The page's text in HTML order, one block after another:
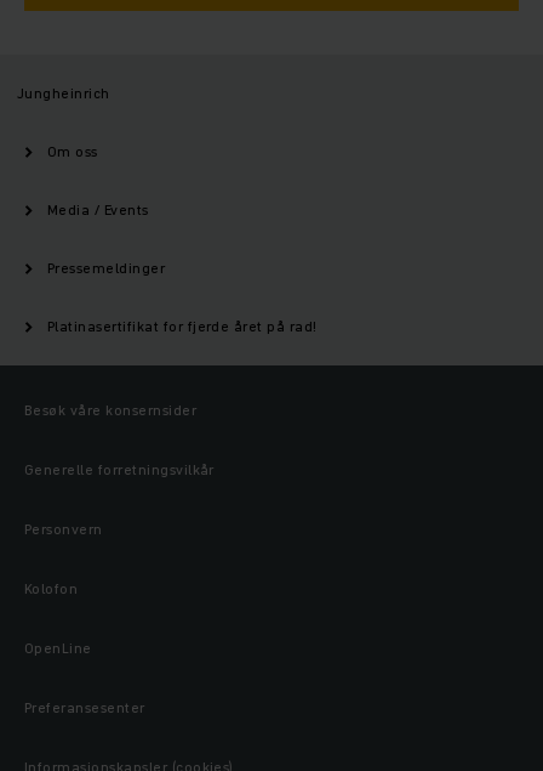
Jungheinrich
Om oss
Media / Events
Pressemeldinger
Platinasertifikat for fjerde året på rad!
Besøk våre konsernsider
Generelle forretningsvilkår
Personvern
Kolofon
OpenLine
Preferansesenter